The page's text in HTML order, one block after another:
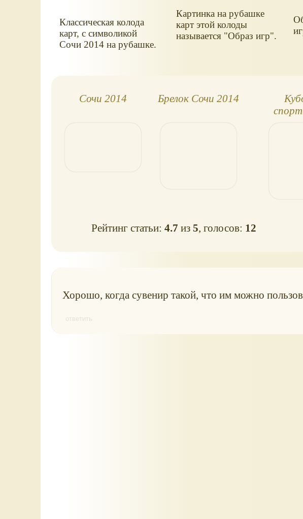
Классическая колода
карт, с символикой
Сочи 2014 на рубашке.
Картинка на рубашке
карт этой колоды
называется "Образ игр".
Сочи 2014 Брелок Сочи 2014
Рейтинг статьи:4.7 из5, голосов: 12
Хорошо, когда сувенир такой, что им можно
ответить